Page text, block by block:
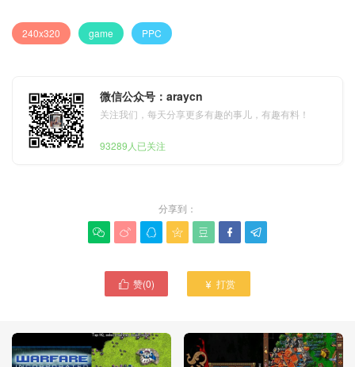
240x320 game PPC
微信公众号：araycn
关注我们，每天分享更多有趣的事儿，有趣有料！
93289人已关注
分享到：
      
 赞(0)  打赏